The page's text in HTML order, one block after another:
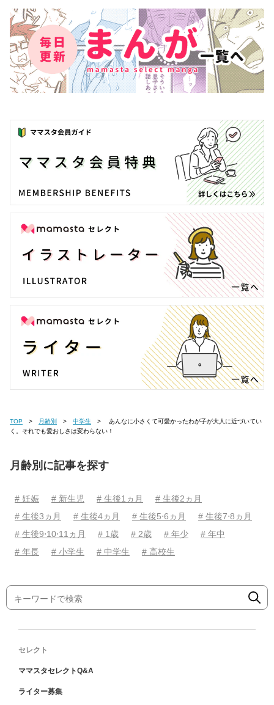
TOP 月齢別 中学生
く。それでも愛おしさは変わらない！
月齢別に記事を探す
# 妊娠 # 新生児 # 生後1ヵ月
# 生後2ヵ月
# 生後3ヵ月
# 生後4ヵ月 # 生後5⋅6ヵ月
# 生後7⋅8ヵ月
# 生後9⋅10⋅11ヵ月
# 1歳 # 2歳 # 年少
# 年中
# 年長
# 小学生 # 中学生 # 高校生
セレクト
ママスタセレクトQ&A
ライター募集